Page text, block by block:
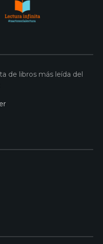
de libros más leída del